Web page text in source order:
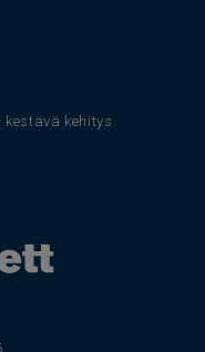
kehitys